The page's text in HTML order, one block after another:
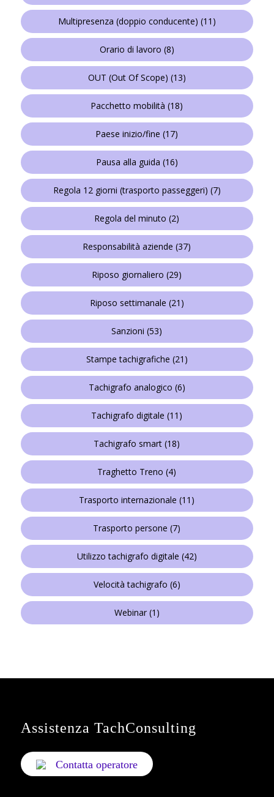
Multipresenza (doppio conducente) (11)
Orario di lavoro (8)
OUT (Out Of Scope) (13)
Pacchetto mobilità (18)
Paese inizio/fine (17)
Pausa alla guida (16)
Regola 12 giorni (trasporto passeggeri) (7)
Regola del minuto (2)
Responsabilità aziende (37)
Riposo giornaliero (29)
Riposo settimanale (21)
Sanzioni (53)
Stampe tachigrafiche (21)
Tachigrafo analogico (6)
Tachigrafo digitale (11)
Tachigrafo smart (18)
Traghetto Treno (4)
Trasporto internazionale (11)
Trasporto persone (7)
Utilizzo tachigrafo digitale (42)
Velocità tachigrafo (6)
Webinar(1)
Assistenza TachConsulting
Contatta operatore